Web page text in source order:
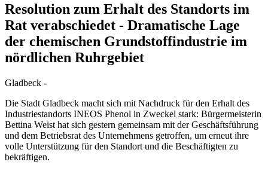
Resolution zum Erhalt des Standorts im
Rat verabschiedet - Dramatische Lage
der chemischen Grundstoffindustrie im
nördlichen Ruhrgebiet
Gladbeck -
Die Stadt Gladbeck macht sich mit Nachdruck für den Erhalt des
Industriestandorts INEOS Phenol in Zweckel stark: Bürgermeisterin
Bettina Weist hat sich gestern gemeinsam mit der Geschäftsführung
und dem Betriebsrat des Unternehmens getroffen, um erneut ihre
volle Unterstützung für den Standort und die Beschäftigten zu
bekräftigen.